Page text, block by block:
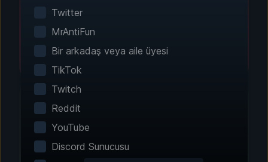
Adım 2 - Özelliklerinizi Seçin
Twitter
MrAntiFun
Bir arkadaş veya aile üyesi
TikTok
Twitch
Reddit
YouTube
Discord Sunucusu